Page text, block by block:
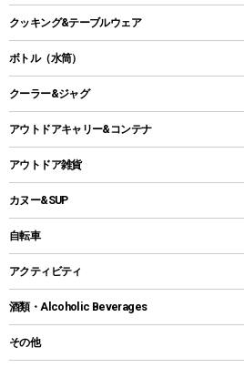
スクエアタープ（レクタタープ）
メッシュタープ
自立式タープ
パラソル
テントアクセサリー
ペグ
グランドシート
ガイドロープ
ツール
オイルランタン
LEDライト
ヘッドライト
キャンドル
ガス缶
ガストーチ、ライター
バーベキューコンロ、グリル
焚き火台タイプ（ロースタイル）グリル
卓上タイプグリル
パーティータイプグリル
鉄板、アミ
焚き火台&ストーブ
火起こし
バーベキューツール
クッキング&テーブルウェア
ダッチオーブン
ホットサンドメーカー
クッカーセット
シェラカップ
クッキングツール
ナイフ
カトラリー
ボトル（水筒）
ステンレスボトル
コップ付きタイプ
ワンタッチタイプ
プラスチックボトル
ディズニーボトル
クーラー&ジャグ
クーラーボックス
クーラーバッグ
ウォータージャグ
保冷剤
アウトドアキャリー&コンテナ
アウトドアキャリー
アウトドア雑貨
バックパック&バッグ
リュック、バックパック
トートバッグ、サコッシュ
ショッピングキャリー
その他アウトドア雑貨
カヌー&SUP
インフレータブル
カヤック
パドル
自転車
折りたたみ自転車
スポーツサイクル
シティサイクル
アクティビティ
マリン
ラッシュガード
酒類・Alcoholic Beverages
その他